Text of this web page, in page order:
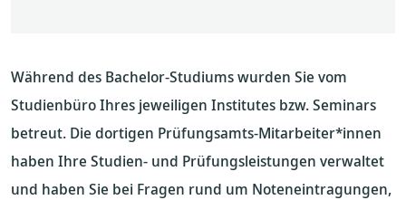
Während des Bachelor-Studiums wurden Sie vom
Studienbüro Ihres jeweiligen Institutes bzw. Seminars
betreut. Die dortigen Prüfungsamts-Mitarbeiter*innen
haben Ihre Studien- und Prüfungsleistungen verwaltet
und haben Sie bei Fragen rund um Noteneintragungen,